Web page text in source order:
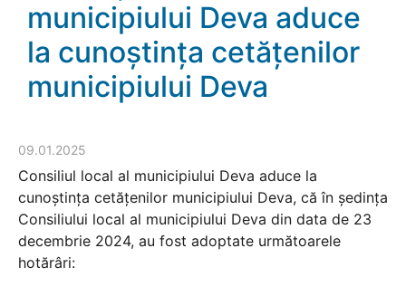
municipiului Deva aduce
la cunoştinţa cetăţenilor
municipiului Deva
09.01.2025
Consiliul local al municipiului Deva aduce la
cunoştinţa cetăţenilor municipiului Deva, că în şedinţa
Consiliului local al municipiului Deva din data de 23
decembrie 2024, au fost adoptate următoarele
hotărâri: